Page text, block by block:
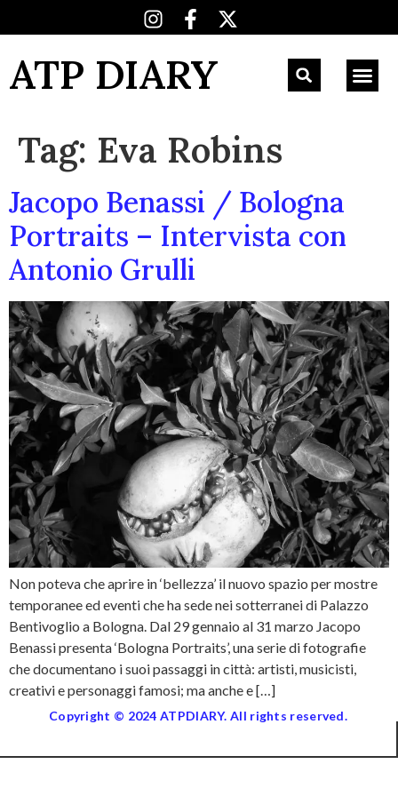
ATP DIARY
Tag: Eva Robins
Jacopo Benassi / Bologna
Portraits – Intervista con
Antonio Grulli
Non poteva che aprire in ‘bellezza’ il nuovo spazio per mostre
temporanee ed eventi che ha sede nei sotterranei di Palazzo
Bentivoglio a Bologna. Dal 29 gennaio al 31 marzo Jacopo
Benassi presenta ‘Bologna Portraits’, una serie di fotografie
che documentano i suoi passaggi in città: artisti, musicisti,
creativi e personaggi famosi; ma anche e […]
Copyright © 2024 ATPDIARY. All rights reserved.